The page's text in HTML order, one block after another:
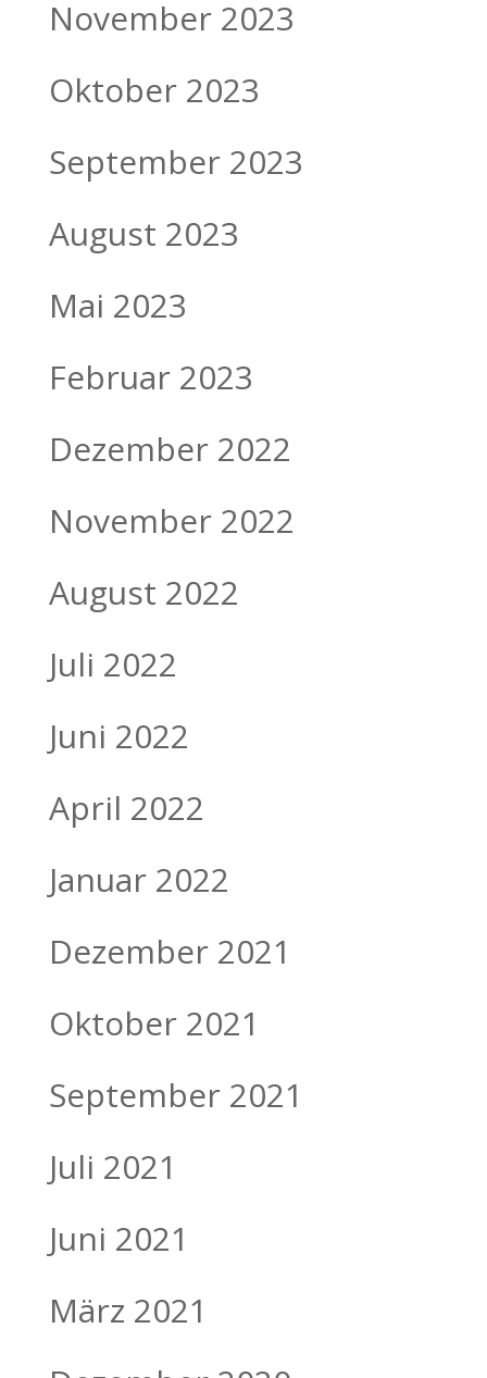
November 2023
Oktober 2023
September 2023
August 2023
Mai 2023
Februar 2023
Dezember 2022
November 2022
August 2022
Juli 2022
Juni 2022
April 2022
Januar 2022
Dezember 2021
Oktober 2021
September 2021
Juli 2021
Juni 2021
März 2021